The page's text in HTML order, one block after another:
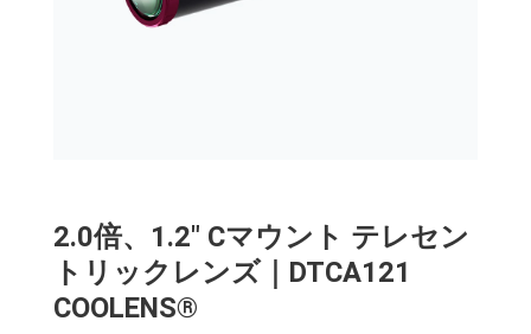
2.0倍、1.2″ Cマウント テレセン
トリックレンズ｜DTCA121
COOLENS®